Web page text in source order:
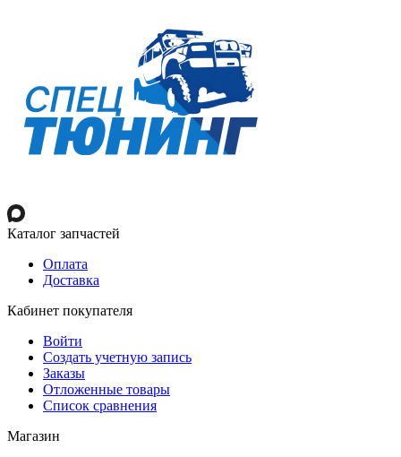
Каталог запчастей
Оплата
Доставка
Кабинет покупателя
Войти
Создать учетную запись
Заказы
Отложенные товары
Список сравнения
Магазин